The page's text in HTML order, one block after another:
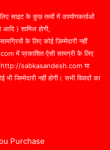
साइट के कुछ तत्वों में उपयोगकर्ताओं
आदि ) शामिल होगी,
के लिए कोई ज़िम्मेदारी नहीं
में प्रकाशित ऐसी सामग्री के लिए
http://sabkasandesh.com या
जिम्मेदारी नहीं होगी। सभी विवादों का
Purchase